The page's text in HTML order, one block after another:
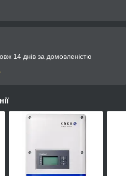
14 днів за домовленістю